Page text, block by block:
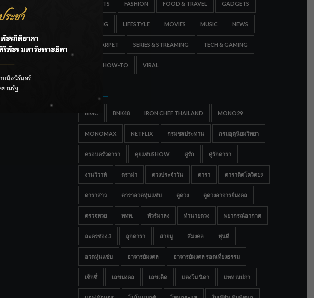
ต”
การหุบกะพง–ห้วย
รื่องจักรรับมือน้ำ
ESPORTS FASHION FOOD & TRAVEL GADGETS
GAMING LIFESTYLE MOVIES MUSIC NEWS
RED CARPET SERIES & STREAMING TECH & GAMING
TIPS & HOW-TO VIRAL
BIGC BNK48 IRON CHEF THAILAND MONO29
MONOMAX NETFLIX กรมชลประทาน กรมอุตุนิยมวิทยา
ครอบครัวดารา คุยแซ่บSHOW คู่รัก คู่รักดารา
งานวิวาห์ ดราม่า ดวงประจำวัน ดารา ดาราติดโควิด19
ดาราสาว ดาราอวดหุ่นแซ่บ ดูดวง ดูดวงอาจารย์มงคล
ตรวจหวย ททท. ทัวร์มาลง ทำนายดวง พยากรณ์อากาศ
ละครช่อง 3 ลูกดารา สายมู สีมงคล หุ่นดี
อวดหุ่นแซ่บ อาจารย์มงคล อาจารย์มงคล รอดเที่ยงธรรม
เซ็กซี่ เลขมงคล เลขเด็ด แตงโม นิดา แพท ณปภา